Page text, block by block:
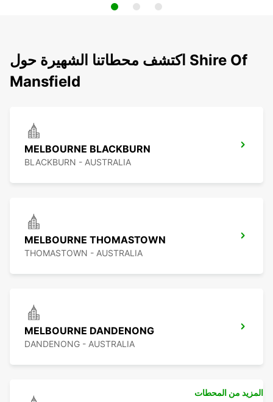
اكتشف محطاتنا الشهيرة حول Shire Of
Mansfield
MELBOURNE BLACKBURN
BLACKBURN - AUSTRALIA
MELBOURNE THOMASTOWN
THOMASTOWN - AUSTRALIA
MELBOURNE DANDENONG
DANDENONG - AUSTRALIA
المزيد من المحطات